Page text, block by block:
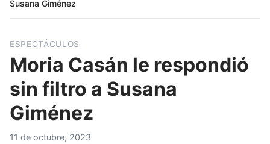
Susana Giménez
ESPECTÁCULOS
Moria Casán le respondió
sin filtro a Susana
Giménez
11 de octubre, 2023